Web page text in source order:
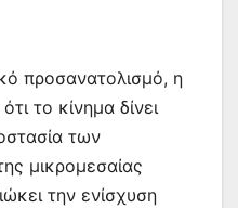
προσανατολισμό, η
το κίνημα δίνει
των
μικρομεσαίας
την ενίσχυση